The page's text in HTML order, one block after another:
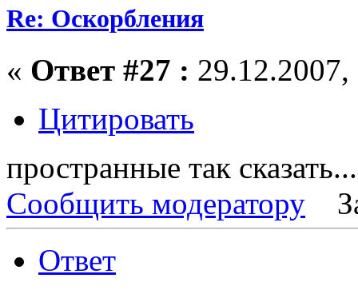
Re: Оскорбления
« Ответ #27 :
Цитировать
пространные так
Сообщить модератору
Ответ